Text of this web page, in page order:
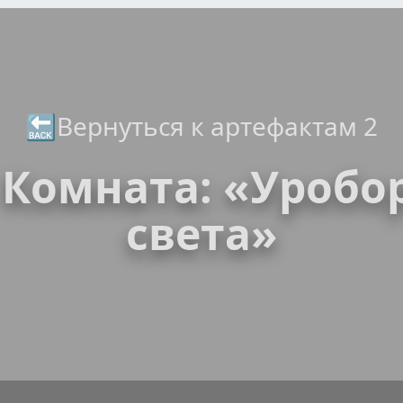
🔙Вернуться к артефактам 2
света»